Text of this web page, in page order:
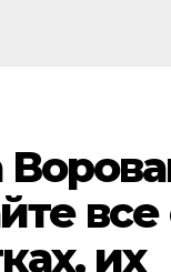
все
их